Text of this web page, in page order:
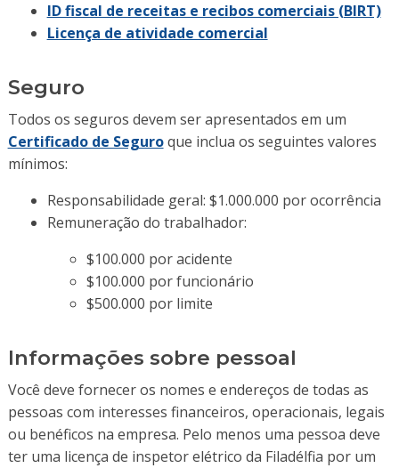
ID fiscal de receitas e recibos comerciais (BIRT)
Licença de atividade comercial
Seguro
Todos os seguros devem ser apresentados em um
Certificado de Seguroque inclua os seguintes valores
mínimos:
Responsabilidade geral: $1.000.000 por ocorrência
Remuneração do trabalhador:
$100.000 por acidente
$100.000 por funcionário
$500.000 por limite
Informações sobre pessoal
Você deve fornecer os nomes e endereços de todas as
pessoas com interesses financeiros, operacionais, legais
ou benéficos na empresa. Pelo menos uma pessoa deve
ter uma licença de inspetor elétrico da Filadélfia por um